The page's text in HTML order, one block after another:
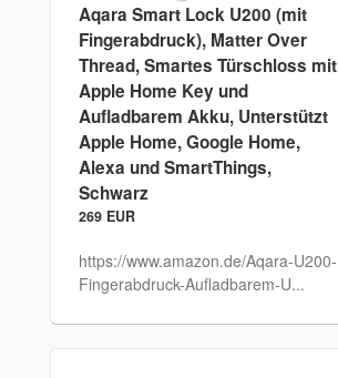
Aqara Smart Lock U200 (mit
Fingerabdruck), Matter Over
Thread, Smartes Türschloss mit
Apple Home Key und
Aufladbarem Akku, Unterstützt
Apple Home, Google Home,
Alexa und SmartThings,
Schwarz
269 EUR
https://www.amazon.de/Aqara-U200-
Fingerabdruck-Aufladbarem-U...